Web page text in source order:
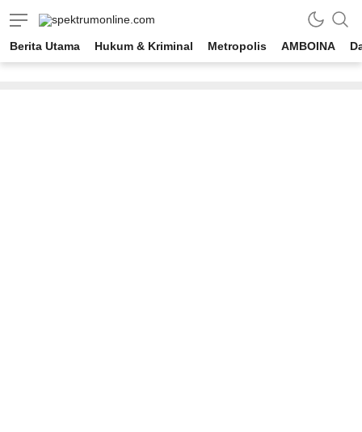
spektrumonline.com
Berita Utama Hukum & Kriminal Metropolis AMBOINA